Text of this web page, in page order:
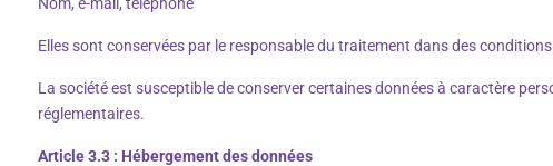
Elles sont conservées par le responsable du traitement dans des
La société est susceptible de conserver certaines données à caractère
réglementaires.
Article 3.3 : Hébergement des données